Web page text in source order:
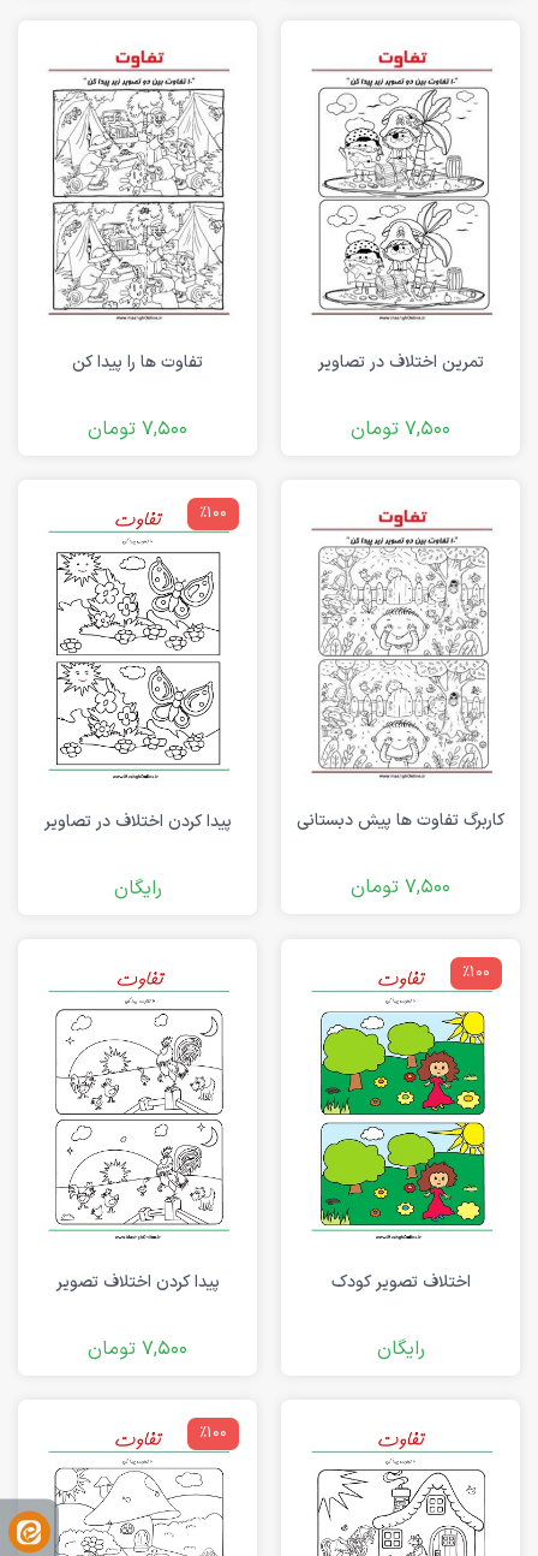
تمرین اختلاف در تصاویر
7,500 تومان
تفاوت ها را پیدا کن
7,500 تومان
کاربرگ تفاوت ها پیش دبستانی
7,500 تومان
٪100
پیدا کردن اختلاف در تصاویر
رایگان
٪100
اختلاف تصویر کودک
رایگان
پیدا کردن اختلاف تصویر
7,500 تومان
٪100